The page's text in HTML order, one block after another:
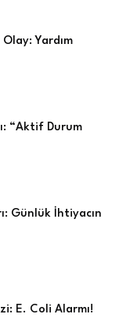
Yardım
“Aktif Durum
Günlük İhtiyacın
E. Coli Alarmı!